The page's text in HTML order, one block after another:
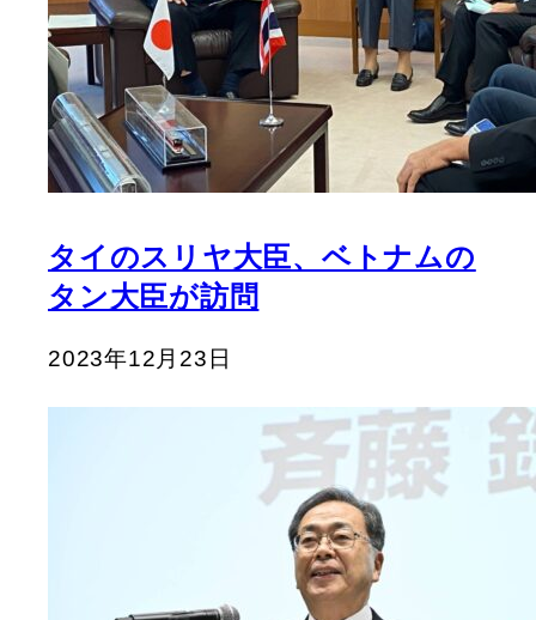
タイのスリヤ大臣、ベトナムの
タン大臣が訪問
2023年12月23日